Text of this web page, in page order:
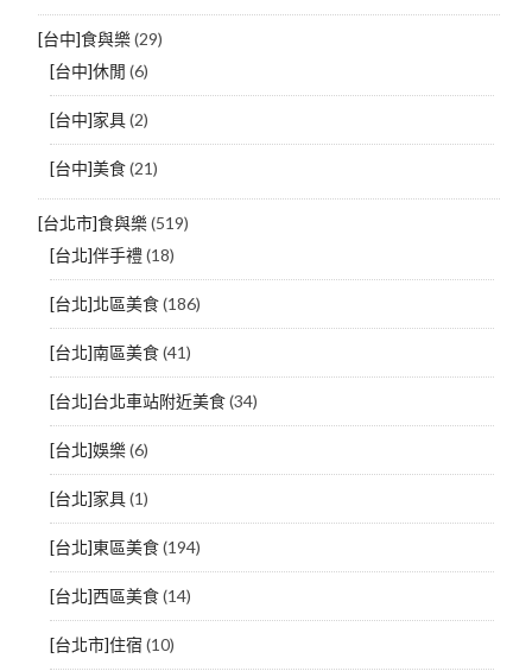
[台中]食與樂(29)
[台中]休閒 (6)
[台中]家具(2)
[台中]美食(21)
[台北市]食與樂(519)
[台北]伴手禮(18)
[台北]北區美食(186)
[台北]南區美食(41)
[台北]台北車站附近美食(34)
[台北]娛樂(6)
[台北]家具(1)
[台北]東區美食(194)
[台北]西區美食(14)
[台北市]住宿 (10)